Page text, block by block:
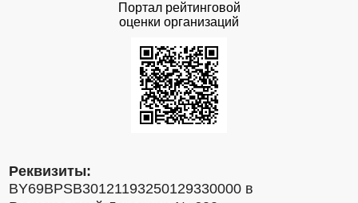
Портал рейтинговой
оценки организаций
Реквизиты:
BY69BPSB30121193250129330000 в